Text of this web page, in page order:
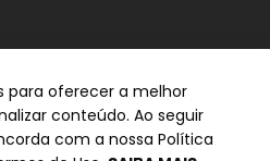
SP
para oferecer a melhor
conteúdo. Ao seguir
com a nossa Política